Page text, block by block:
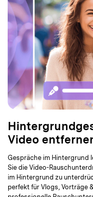
Video
Gespräche im Hintergrund
Sie die Video-
im Hintergrund zu
perfekt für Vlogs, Vorträge